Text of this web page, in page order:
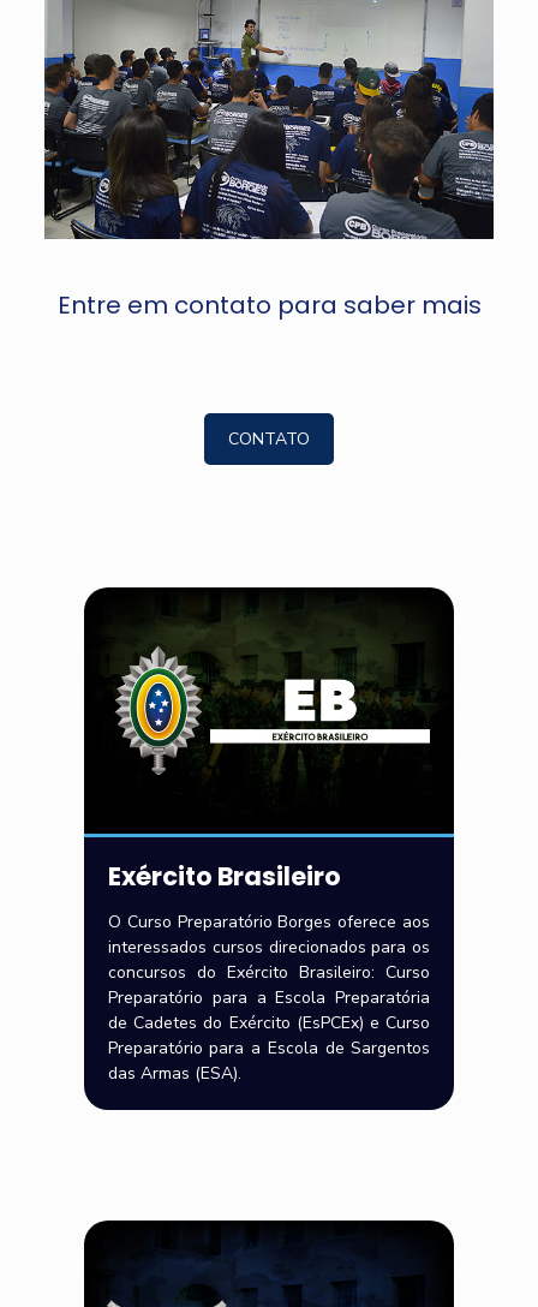
Entre em contato para saber mais
CONTATO
Exército Brasileiro
O Curso Preparatório Borges oferece aos
interessados cursos direcionados para os
concursos do Exército Brasileiro: Curso
Preparatório para a Escola Preparatória
de Cadetes do Exército (EsPCEx) e Curso
Preparatório para a Escola de Sargentos
das Armas (ESA).